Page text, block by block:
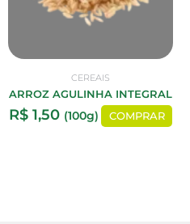
CEREAIS
ARROZ AGULINHA INTEGRAL
R$1,50 (100g) COMPRAR